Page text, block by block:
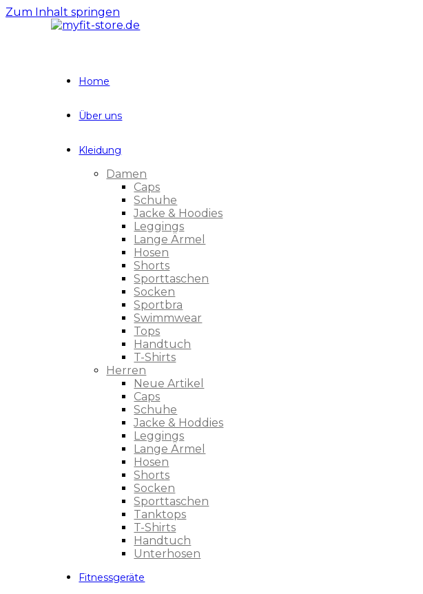
Zum Inhalt springen
Home
Über uns
Kleidung
Damen
Caps
Schuhe
Jacke & Hoodies
Leggings
Lange Ärmel
Hosen
Shorts
Sporttaschen
Socken
Sportbra
Swimmwear
Tops
Handtuch
T-Shirts
Herren
Neue Artikel
Caps
Schuhe
Jacke & Hoddies
Leggings
Lange Ärmel
Hosen
Shorts
Socken
Sporttaschen
Tanktops
T-Shirts
Handtuch
Unterhosen
Fitnessgeräte